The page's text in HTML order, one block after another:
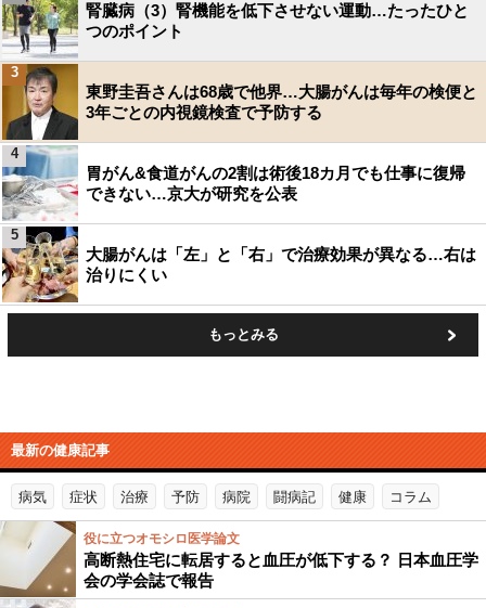
腎臓病（3）腎機能を低下させない運動…たったひと
つのポイント
東野圭吾さんは68歳で他界…大腸がんは毎年の検便と
3年ごとの内視鏡検査で予防する
3
胃がん&食道がんの2割は術後18カ月でも仕事に復帰
できない…京大が研究を公表
4
大腸がんは「左」と「右」で治療効果が異なる…右は
治りにくい
5
もっとみる
最新の健康記事
病気 症状 治療 予防 病院 闘病記 健康 コラム
役に立つオモシロ医学論文
高断熱住宅に転居すると血圧が低下する？ 日本血圧学
会の学会誌で報告